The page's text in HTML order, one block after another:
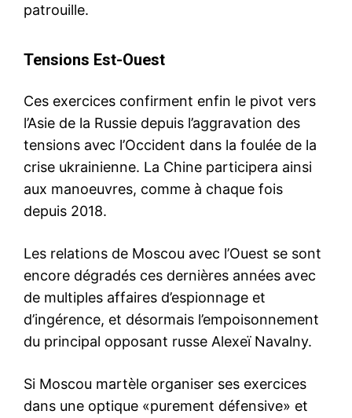
patrouille.
Tensions Est-Ouest
Ces exercices confirment enfin le pivot vers
l’Asie de la Russie depuis l’aggravation des
tensions avec l’Occident dans la foulée de la
crise ukrainienne. La Chine participera ainsi
aux manoeuvres, comme à chaque fois
depuis 2018.
Les relations de Moscou avec l’Ouest se sont
encore dégradés ces dernières années avec
de multiples affaires d’espionnage et
d’ingérence, et désormais l’empoisonnement
du principal opposant russe Alexeï Navalny.
Si Moscou martèle organiser ses exercices
dans une optique «purement défensive» et